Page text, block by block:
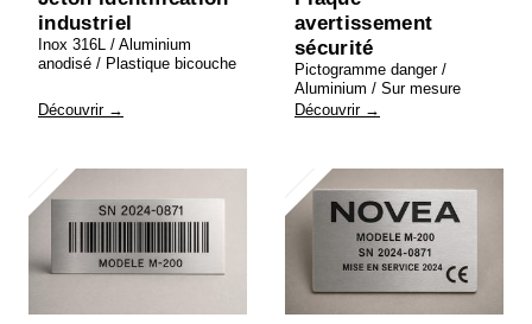
industriel
Inox 316L / Aluminium
anodisé / Plastique bicouche
Découvrir →
avertissement
sécurité
Pictogramme danger /
Aluminium / Sur mesure
Découvrir →